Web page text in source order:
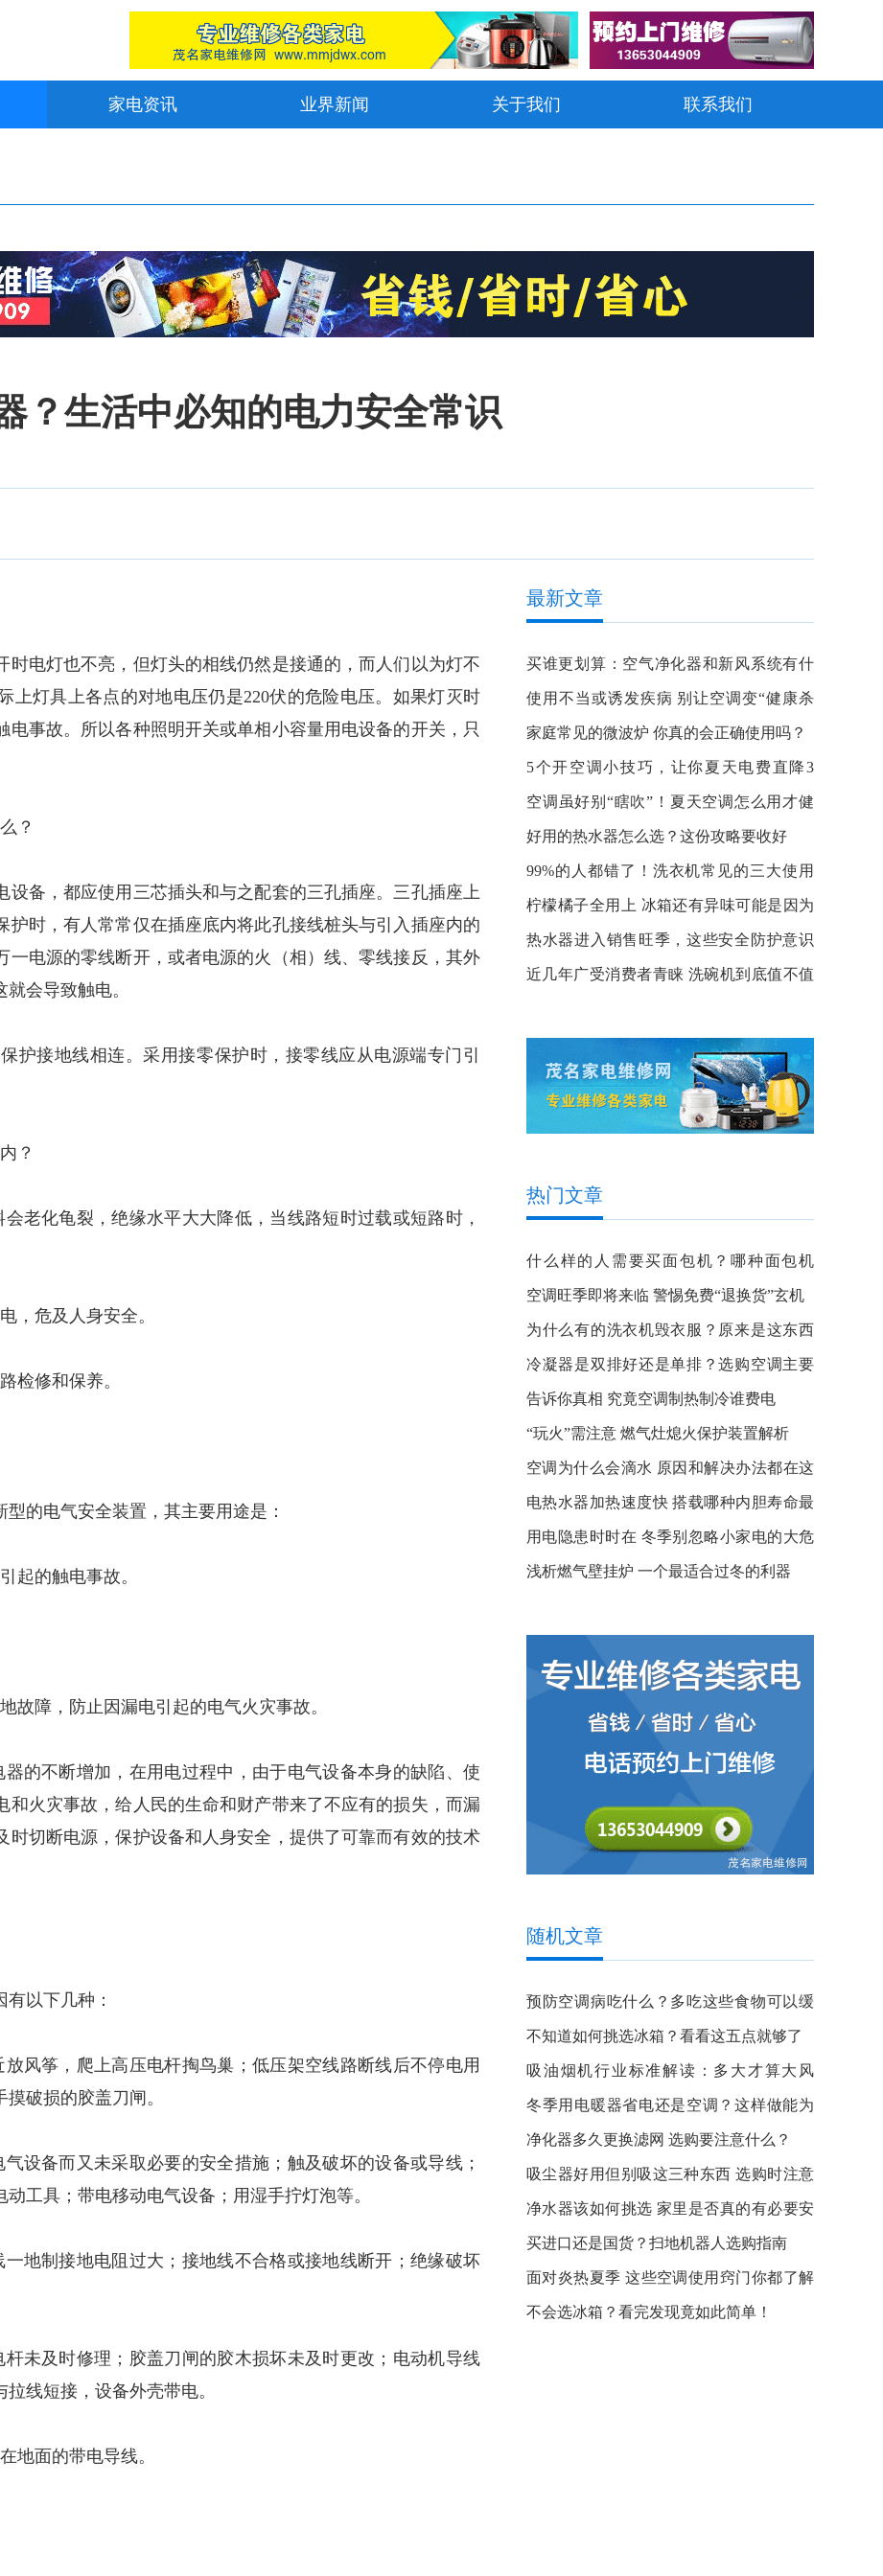
家电资讯 业界新闻 关于我们 联系我们
？生活中必知的电力安全常识
电灯也不亮，但灯头的相线仍然是接通的，而人们以为灯不
上灯具上各点的对地电压仍是220伏的危险电压。如果灯灭时
电事故。所以各种照明开关或单相小容量用电设备的开关，只
？
备，都应使用三芯插头和与之配套的三孔插座。三孔插座上
时，有人常常仅在插座底内将此孔接线桩头与引入插座内的
电源的零线断开，或者电源的火（相）线、零线接反，其外
会导致触电。
接地线相连。采用接零保护时，接零线应从电源端专门引
？
化龟裂，绝缘水平大大降低，当线路短时过载或短路时，
危及人身安全。
修和保养。
的电气安全装置，其主要用途是：
的触电事故。
障，防止因漏电引起的电气火灾事故。
不断增加，在用电过程中，由于电气设备本身的缺陷、使
火灾事故，给人民的生命和财产带来了不应有的损失，而漏
时切断电源，保护设备和人身安全，提供了可靠而有效的技术
以下几种：
筝，爬上高压电杆掏鸟巢；低压架空线路断线后不停电用
破损的胶盖刀闸。
备而又未采取必要的安全措施；触及破坏的设备或导线；
工具；带电移动电气设备；用湿手拧灯泡等。
制接地电阻过大；接地线不合格或接地线断开；绝缘破坏
及时修理；胶盖刀闸的胶木损坏未及时更改；电动机导线
线短接，设备外壳带电。
面的带电导线。
最新文章
买谁更划算：空气净化器和新风系统有什
么区别？
使用不当或诱发疾病 别让空调变“健康杀
手”
家庭常见的微波炉 你真的会正确使用吗？
5个开空调小技巧，让你夏天电费直降3
成！
空调虽好别“瞎吹”！夏天空调怎么用才健
康？
好用的热水器怎么选？这份攻略要收好
99%的人都错了！洗衣机常见的三大使用
误区
柠檬橘子全用上 冰箱还有异味可能是因为
这点
热水器进入销售旺季，这些安全防护意识
你知道吗？
近几年广受消费者青睐 洗碗机到底值不值
热门文章
什么样的人需要买面包机？哪种面包机
好？
空调旺季即将来临 警惕免费“退换货”玄机
为什么有的洗衣机毁衣服？原来是这东西
惹的祸
冷凝器是双排好还是单排？选购空调主要
看这几点
告诉你真相 究竟空调制热制冷谁费电
“玩火”需注意 燃气灶熄火保护装置解析
空调为什么会滴水 原因和解决办法都在这
了
电热水器加热速度快 搭载哪种内胆寿命最
长？
用电隐患时时在 冬季别忽略小家电的大危
机
浅析燃气壁挂炉 一个最适合过冬的利器
随机文章
预防空调病吃什么？多吃这些食物可以缓
解
不知道如何挑选冰箱？看看这五点就够了
吸油烟机行业标准解读：多大才算大风
压？
冬季用电暖器省电还是空调？这样做能为
电暖器省电
净化器多久更换滤网 选购要注意什么？
吸尘器好用但别吸这三种东西 选购时注意
细节
净水器该如何挑选 家里是否真的有必要安
装？
买进口还是国货？扫地机器人选购指南
面对炎热夏季 这些空调使用窍门你都了解
吗？
不会选冰箱？看完发现竟如此简单！